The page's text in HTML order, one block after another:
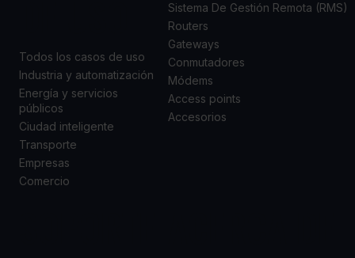
Todos los casos de uso
Industria y automatización
Energía y servicios
públicos
Ciudad inteligente
Transporte
Empresas
Comercio
Sistema De Gestión Remota (RMS)
Routers
Gateways
Conmutadores
Módems
Access points
Accesorios